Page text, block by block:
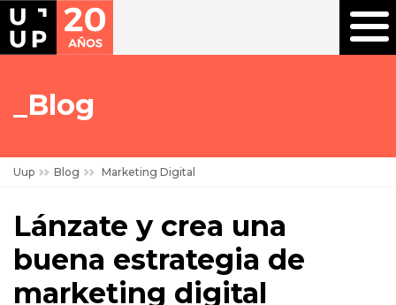
Blog
Uup Blog Marketing Digital
Lánzate y crea una
buena estrategia de
marketing digital